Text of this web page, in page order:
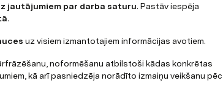
jautājumiem par darba saturu. Pastāv iespēja
.
uz visiem izmantotajiem informācijas avotiem.
noformēšanu atbilstoši kādas konkrētas
kā arī pasniedzēja norādīto izmaiņu veikšanu pēc